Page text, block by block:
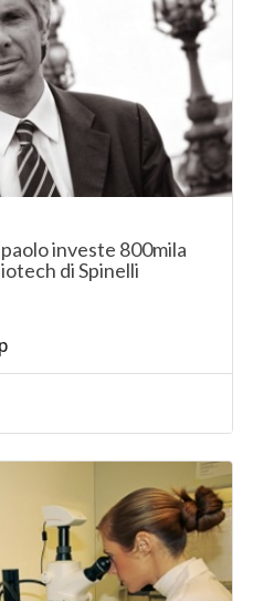
investe 800mila
di Spinelli